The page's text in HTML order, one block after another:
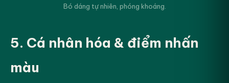
Bó dáng tự nhiên, phóng khoáng.
5. Cá nhân hóa & điểm nhấn
màu